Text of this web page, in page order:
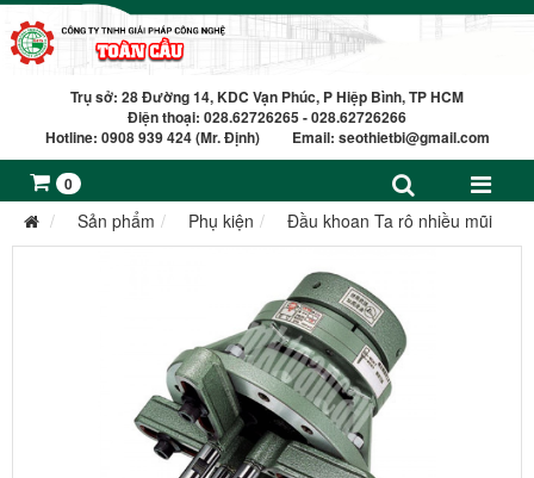
Trụ sở: 28 Đường 14, KDC Vạn Phúc, P Hiệp Bình, TP HCM
Điện thoại: 028.62726265 - 028.62726266
Hotline: 0908 939 424 (Mr. Định) Email: seothietbi@gmail.com
0
Sản phẩm Phụ kiện Đầu khoan Ta rô nhiều mũi